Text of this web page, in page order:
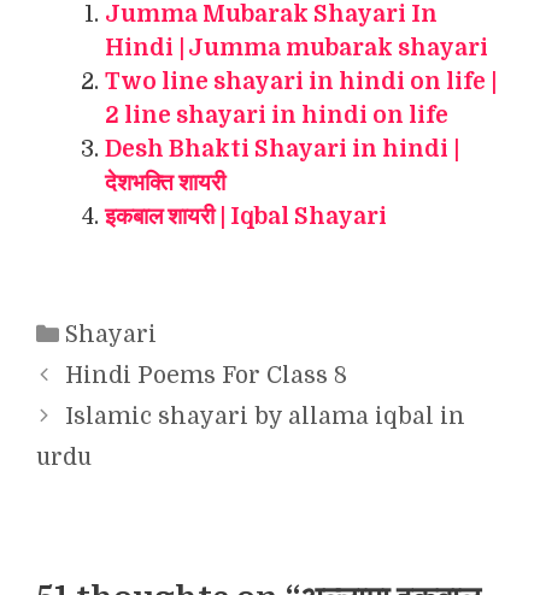
Jumma Mubarak Shayari In
Hindi | Jumma mubarak shayari
Two line shayari in hindi on life |
2 line shayari in hindi on life
Desh Bhakti Shayari in hindi |
देशभक्ति शायरी
इकबाल शायरी | Iqbal Shayari
Categories
Shayari
Hindi Poems For Class 8
Islamic shayari by allama iqbal in
urdu